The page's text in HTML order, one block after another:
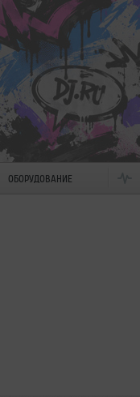
ОБОРУДОВАНИЕ